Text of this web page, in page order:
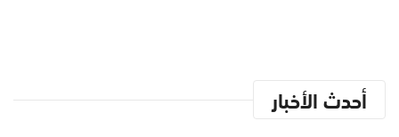
أحدث الأخبار